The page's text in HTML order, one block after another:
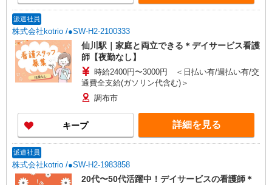
手当として別途支給 ・夜勤手当：10,000円/1回
歓迎 ・認知症介護基礎研修 ・初任者研修 ・実務
者研修 ・介護福祉士 など
派遣社員
株式会社kotrio /●SW-H2-2100333
仙川駅｜家庭と両立できる＊デイサービス看護
師【夜勤なし】
時給2400円〜3000円 ＜日払い有/週払い有/交
通費全支給(ガソリン代含む)＞
調布市
キープ 詳細を見る
派遣社員
株式会社kotrio /●SW-H2-1983858
20代〜50代活躍中！デイサービスの看護師＊